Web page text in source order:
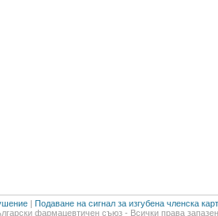
| Подаване на сигнал за изгубена членска
фармацевтичен съюз - Всички права